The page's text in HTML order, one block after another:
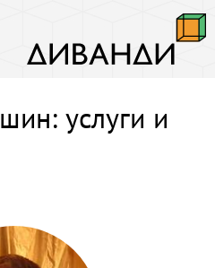
услуги и